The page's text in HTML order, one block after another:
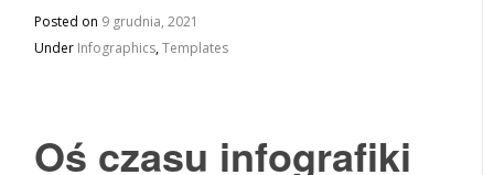
Posted on 9 grudnia, 2021
Under Infographics,Templates
Oś czasu infografiki